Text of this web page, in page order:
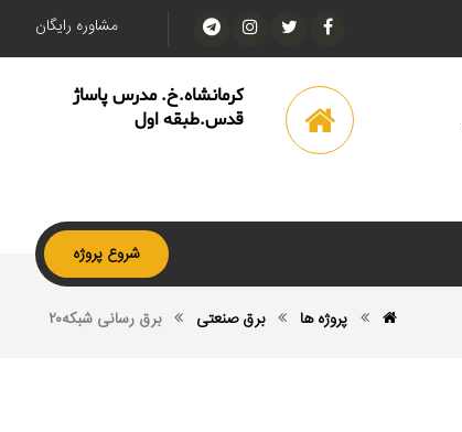
مشاوره رایگان
کرمانشاه.خ. مدرس پاساژ
قدس.طبقه اول
شروع پروژه
پروژه ها برق صنعتی برق رسانى شبكه٢٠